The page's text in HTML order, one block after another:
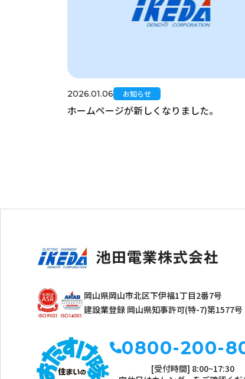
2026.01.06 お知らせ
ホームページが新しくなりました。
岡山県岡山市北区下伊福1丁目2番7号
建設業登録 岡山県知事許可(特-7)第1577号
0800-200-
[受付時間] 8:00~17:30